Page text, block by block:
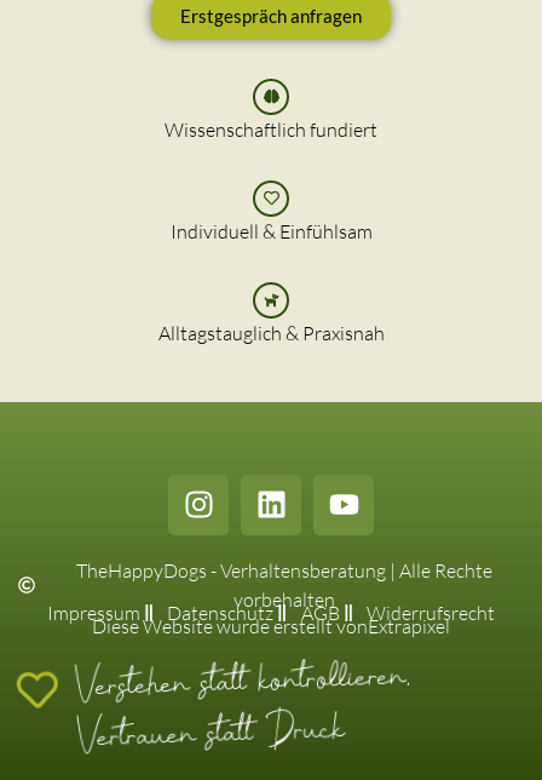
Erstgespräch anfragen
Wissenschaftlich fundiert
Individuell & Einfühlsam
Alltagstauglich & Praxisnah
TheHappyDogs - Verhaltensberatung | Alle Rechte
vorbehalten
Impressum Datenschutz AGB Widerrufsrecht
Diese Website wurde erstellt vonExtrapixel
Verstehen statt kontrollieren,
Vertrauen statt Druck